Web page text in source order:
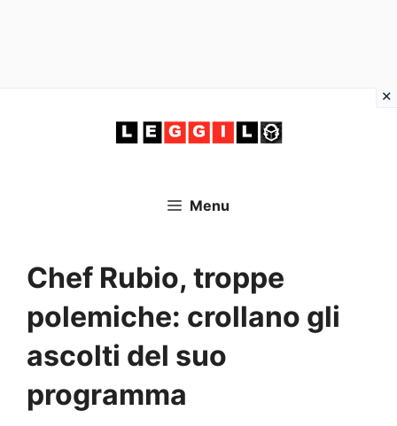
Menu
Chef Rubio, troppe
polemiche: crollano gli
ascolti del suo
programma